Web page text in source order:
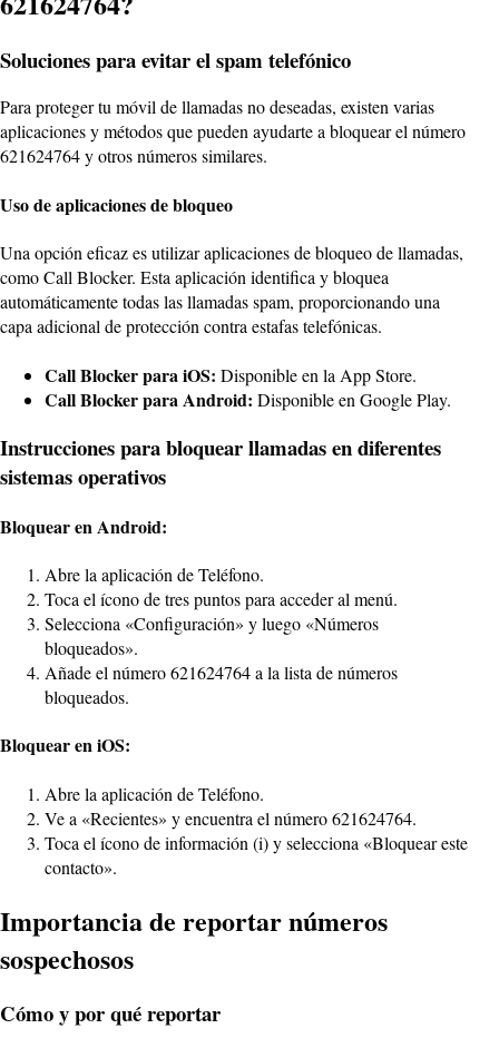
Soluciones para evitar el spam telefónico
Para proteger tu móvil de llamadas no deseadas, existen varias
aplicaciones y métodos que pueden ayudarte a bloquear el número
621624764 y otros números similares.
Uso de aplicaciones de bloqueo
Una opción eficaz es utilizar aplicaciones de bloqueo de llamadas,
como Call Blocker. Esta aplicación identifica y bloquea
automáticamente todas las llamadas spam, proporcionando una
capa adicional de protección contra estafas telefónicas.
Call Blocker para iOS: Disponible en la App Store.
Call Blocker para Android: Disponible en Google Play.
Instrucciones para bloquear llamadas en diferentes
sistemas operativos
Bloquear en Android:
Abre la aplicación de Teléfono.
Toca el ícono de tres puntos para acceder al menú.
Selecciona «Configuración» y luego «Números
bloqueados».
Añade el número 621624764 a la lista de números
bloqueados.
Bloquear en iOS:
Abre la aplicación de Teléfono.
Ve a «Recientes» y encuentra el número 621624764.
Toca el ícono de información (i) y selecciona «Bloquear este
contacto».
Importancia de reportar números
sospechosos
Cómo y por qué reportar